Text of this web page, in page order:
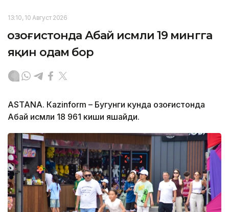
13:10, 10 Август 2026
Қозоғистонда Абай исмли 19 мингга
яқин одам бор
ASTANА. Кazinform – Бугунги кунда Қозоғистонда
Абай исмли 18 961 киши яшайди.